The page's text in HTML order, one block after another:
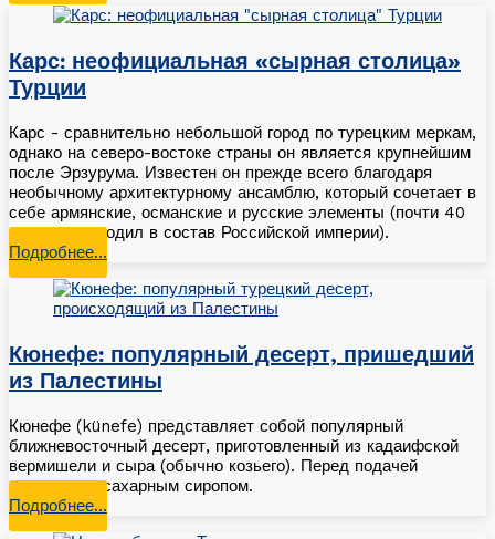
Карс: неофициальная «сырная столица»
Турции
Карс - сравнительно небольшой город по турецким меркам,
однако на северо-востоке страны он является крупнейшим
после Эрзурума. Известен он прежде всего благодаря
необычному архитектурному ансамблю, который сочетает в
себе армянские, османские и русские элементы (почти 40
лет город входил в состав Российской империи).
Подробнее…
Кюнефе: популярный десерт, пришедший
из Палестины
Кюнефе (künefe) представляет собой популярный
ближневосточный десерт, приготовленный из кадаифской
вермишели и сыра (обычно козьего). Перед подачей
поливается сахарным сиропом.
Подробнее…